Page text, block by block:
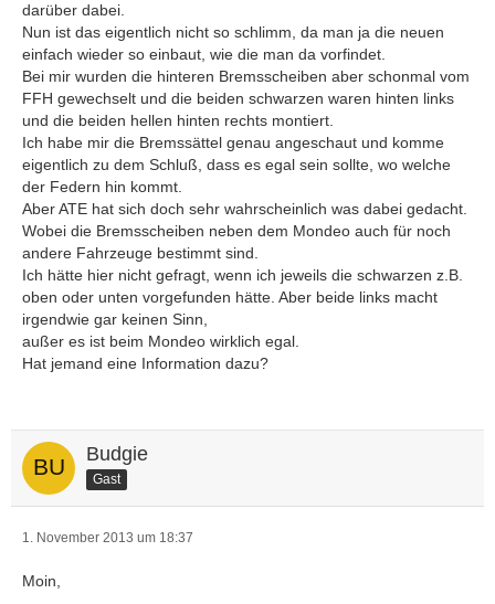
darüber dabei.
Nun ist das eigentlich nicht so schlimm, da man ja die neuen
einfach wieder so einbaut, wie die man da vorfindet.
Bei mir wurden die hinteren Bremsscheiben aber schonmal vom
FFH gewechselt und die beiden schwarzen waren hinten links
und die beiden hellen hinten rechts montiert.
Ich habe mir die Bremssättel genau angeschaut und komme
eigentlich zu dem Schluß, dass es egal sein sollte, wo welche
der Federn hin kommt.
Aber ATE hat sich doch sehr wahrscheinlich was dabei gedacht.
Wobei die Bremsscheiben neben dem Mondeo auch für noch
andere Fahrzeuge bestimmt sind.
Ich hätte hier nicht gefragt, wenn ich jeweils die schwarzen z.B.
oben oder unten vorgefunden hätte. Aber beide links macht
irgendwie gar keinen Sinn,
außer es ist beim Mondeo wirklich egal.
Hat jemand eine Information dazu?
Budgie
Gast
1. November 2013 um 18:37
Moin,